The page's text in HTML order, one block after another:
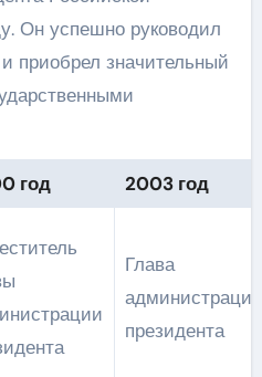
Он успешно руководил
приобрел значительный
год
2003 год
Глава
администрации
президента